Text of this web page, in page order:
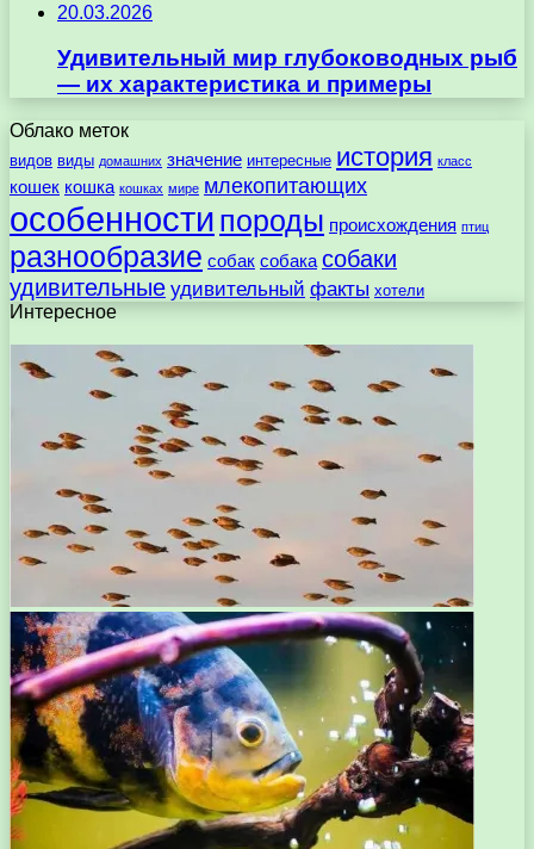
20.03.2026
Удивительный мир глубоководных рыб
— их характеристика и примеры
Облако меток
видов виды домашних значение интересные история класс
кошек кошка кошках мире млекопитающих
особенности породы происхождения птиц
разнообразие собак собака собаки
удивительные удивительный факты хотели
Интересное